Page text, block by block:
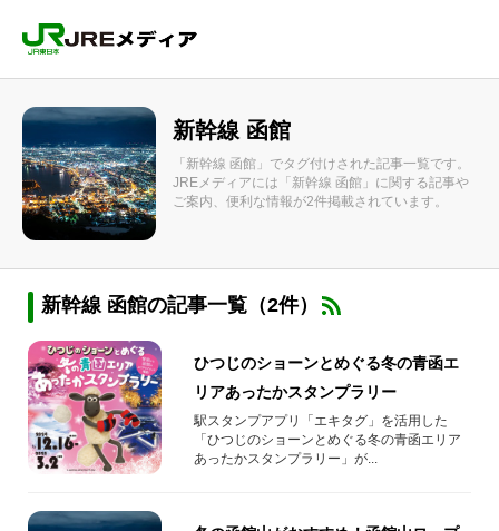
新幹線 函館
「新幹線 函館」でタグ付けされた記事一覧です。
JREメディアには「新幹線 函館」に関する記事や
ご案内、便利な情報が2件掲載されています。
新幹線 函館の記事一覧（2件）
ひつじのショーンとめぐる冬の青函エ
リアあったかスタンプラリー
駅スタンプアプリ「エキタグ」を活用した
「ひつじのショーンとめぐる冬の青函エリア
あったかスタンプラリー」が...